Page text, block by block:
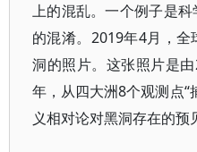
上的混乱。一个例子是
的混淆。2019年4月，
洞的照片。这张照片是
年，从四大洲8个观测点“
义相对论对黑洞存在的预